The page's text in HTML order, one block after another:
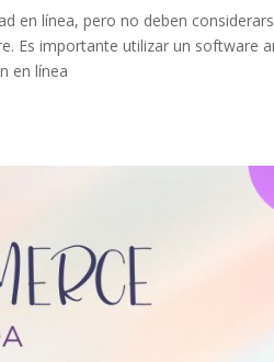
en línea, pero no deben
Es importante utilizar un software
en línea